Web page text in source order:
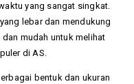
yang sangat singkat.
lebar dan mendukung
mudah untuk melihat
di AS.
bentuk dan ukuran